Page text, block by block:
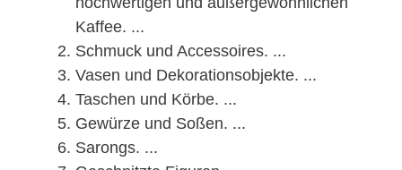
Kaffee. ...
Schmuck und Accessoires. ...
Vasen und Dekorationsobjekte. ...
Taschen und Körbe. ...
Gewürze und Soßen. ...
Sarongs. ...